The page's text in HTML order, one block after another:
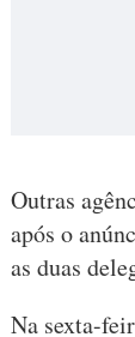
Outras
após o
as duas
Na sexta-